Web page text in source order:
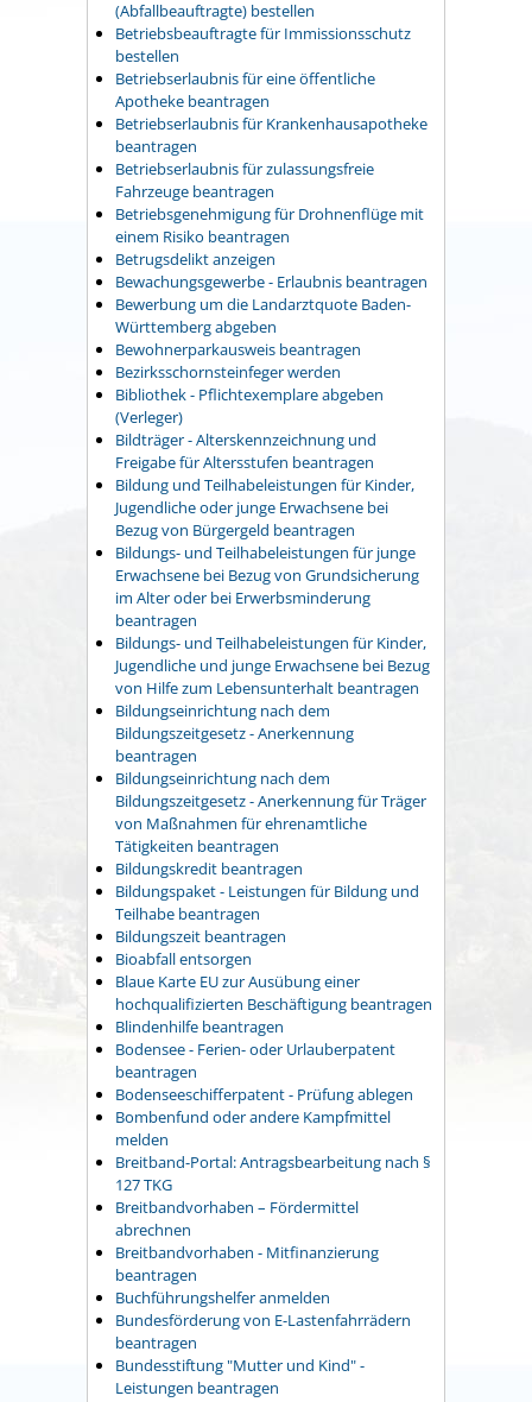
(Abfallbeauftragte) bestellen
Betriebsbeauftragte für Immissionsschutz
bestellen
Betriebserlaubnis für eine öffentliche
Apotheke beantragen
Betriebserlaubnis für Krankenhausapotheke
beantragen
Betriebserlaubnis für zulassungsfreie
Fahrzeuge beantragen
Betriebsgenehmigung für Drohnenflüge mit
einem Risiko beantragen
Betrugsdelikt anzeigen
Bewachungsgewerbe - Erlaubnis beantragen
Bewerbung um die Landarztquote Baden-
Württemberg abgeben
Bewohnerparkausweis beantragen
Bezirksschornsteinfeger werden
Bibliothek - Pflichtexemplare abgeben
(Verleger)
Bildträger - Alterskennzeichnung und
Freigabe für Altersstufen beantragen
Bildung und Teilhabeleistungen für Kinder,
Jugendliche oder junge Erwachsene bei
Bezug von Bürgergeld beantragen
Bildungs- und Teilhabeleistungen für junge
Erwachsene bei Bezug von Grundsicherung
im Alter oder bei Erwerbsminderung
beantragen
Bildungs- und Teilhabeleistungen für Kinder,
Jugendliche und junge Erwachsene bei Bezug
von Hilfe zum Lebensunterhalt beantragen
Bildungseinrichtung nach dem
Bildungszeitgesetz - Anerkennung
beantragen
Bildungseinrichtung nach dem
Bildungszeitgesetz - Anerkennung für Träger
von Maßnahmen für ehrenamtliche
Tätigkeiten beantragen
Bildungskredit beantragen
Bildungspaket - Leistungen für Bildung und
Teilhabe beantragen
Bildungszeit beantragen
Bioabfall entsorgen
Blaue Karte EU zur Ausübung einer
hochqualifizierten Beschäftigung beantragen
Blindenhilfe beantragen
Bodensee - Ferien- oder Urlauberpatent
beantragen
Bodenseeschifferpatent - Prüfung ablegen
Bombenfund oder andere Kampfmittel
melden
Breitband-Portal: Antragsbearbeitung nach §
127 TKG
Breitbandvorhaben – Fördermittel
abrechnen
Breitbandvorhaben - Mitfinanzierung
beantragen
Buchführungshelfer anmelden
Bundesförderung von E-Lastenfahrrädern
beantragen
Bundesstiftung "Mutter und Kind" -
Leistungen beantragen